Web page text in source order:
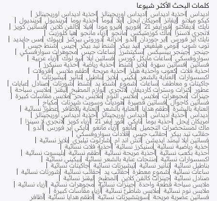
كلمات البحث الأكثر شيوعا
اديداس احذية اديداس اديداس اوريجينالز
احذية اديداس اوريجينالز
كيكو ميلانو
إيفانز امريكان ايجل ايلا بوما احذية بوما ترينديول ترينديول
نايك ديفاكتو فورايفر 21 فوريو فيرو مودا فيلا كالفن كلاين فساتين كويز
لانجري لاسنزا
ماك كوزمتيكس مانجو ازياء مانجو
هيا كلوزيت
نايك اير فورس
اير جوردان الدو خزانة دوروثي بيركنز ريبوك مس جايديد
توب شوب تومي هيلفيغر تيد بيكر شنط تيد بيكر جيس
شنط جيس
جينجر
جينجر بيسيكس سكيتشرز ساعات جيس مجوهرات سوارفسكي
سواروفسكي
ساعات مايكل كورس فساتين ايلا نيو لوك أزياء عربية
فساتين
فساتين سهرة بلايز شنط احذية رياضة
احذية سنيكرز
احذية فلات كعوب واحذية هيلز احذية مريحة اطقم ملابس
افرولات
اكسسوارات
العناية بالشعر بكيني بلايز بناطيل تنانير
تيشيرتات
جاكيتات و معاطف
ساعات شموع شنط يد شنط شورتات صنادل
عبايات
عطور
كنزات وسترات كارديغان لانجري لوازم المطبخ ليقنز
ملابس سباحة
جينزات مجوهرات ملابس ملابس النوم ملابس بحر ملابس مقاسات كبيرة
فساتين كاجوال
فساتين قصيرة هوديات وسويت شيرتات مكياج
العناية بالبشرة أطقم هدايا العناية بالشعر العناية بالأظافر
عطور نسائية
أديداس أحذية أديداس أديداس أوريجينالز
أحذية أديداس أوريجينالز
أمريكان إيجل أحذية بوما نايكي فور إيفر 21 أزياء كويز
لانجري لا سينزا
ماك لمستحضرات التجميل مانغو أزياء مانغو نايكي اير فورس ألدو
حقائب تيد بيكر
حقائب جيس
قلادات سواروفسكي
فساتين ايلا ليمتد ايديشن
اتش اند ام شارلوت تيلبري بلايز نسائية
أحذية رياضية نسائية
سنيكرز نسائية أحذية فلات نسائية
أحذية بكعب نسائية أحذية مريحة نسائية أطقم نسائية بليسوت نسائية
اكسسوارات نسائية منتجات عناية بالشعر نسائية بيكيني نسائية
بناطيل نسائية تنانير نسائية تيشيرتات نسائية جاكيتات نسائية
ساعات نسائية
شموع معطرة حقائب يد حقائب نسائية
شورتات نسائية
صنادل نسائية جينزات كالفن كلاين المطبخ
ليقنز نسائية
ملابس سباحة قطعة واحدة جينزات نسائية مجوهرات نسائية أزياء نسائية
ملابس نوم نسائية ملابس شاطئ نسائية أزياء مقاسات كبيرة
فساتين عصرية مريحة
سويتشيرتات نسائية أطقم هدايا نسائية أظافر